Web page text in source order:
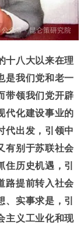
十八大以来在理
是我们党和老一
带领我们党开辟
代化建设事业的
代出发，引领中
有别于苏联社会
住历史机遇，引
路提前转入社会
、实事求是，引
主义工业化和现